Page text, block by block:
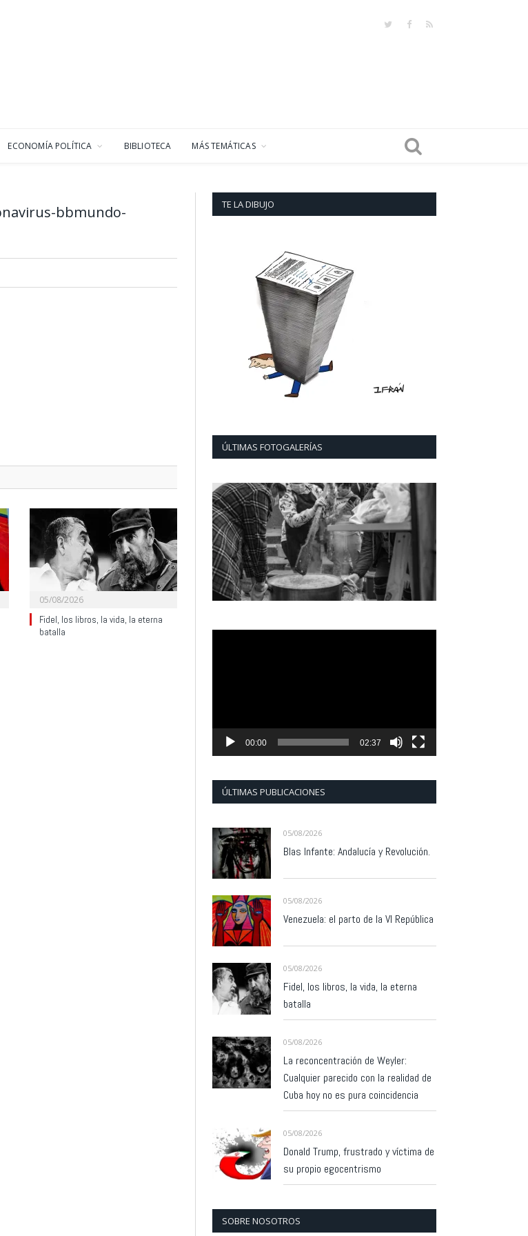
TwitterFacebook
RSS
ECONOMÍA POLÍTICA BIBLIOTECA MÁS TEMÁTICAS
bbmundo-
05/08/2026
Fidel, los libros, la vida, la eterna
batalla
TE LA DIBUJO
ÚLTIMAS FOTOGALERÍAS
00:00 02:37
ÚLTIMAS PUBLICACIONES
05/08/2026
Blas Infante: Andalucía y Revolución.
05/08/2026
Venezuela: el parto de la VI República
05/08/2026
Fidel, los libros, la vida, la eterna
batalla
05/08/2026
La reconcentración de Weyler:
Cualquier parecido con la realidad de
Cuba hoy no es pura coincidencia
05/08/2026
Donald Trump, frustrado y víctima de
su propio egocentrismo
SOBRE NOSOTROS